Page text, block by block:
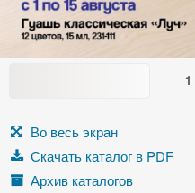
1
Во весь экран
Скачать каталог в PDF
Архив каталогов